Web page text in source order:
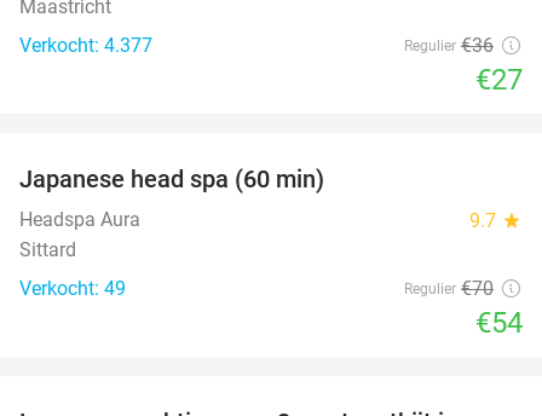
Maastricht
Verkocht: 4.377
Regulier €36
€27
Japanese head spa (60 min)
Headspa Aura 9.7 star
Sittard
Verkocht: 49
Regulier €70
€54